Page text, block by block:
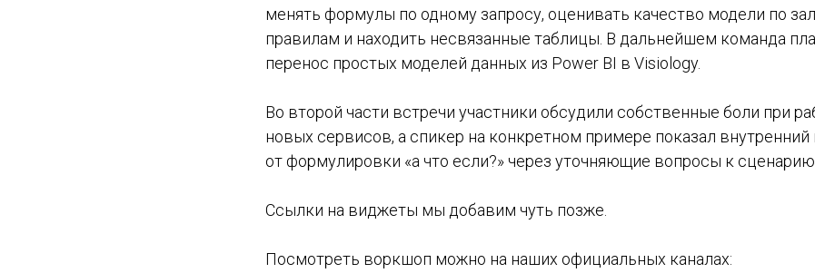
менять формулы по одному запросу, оценивать качество модели по
правилам и находить несвязанные таблицы. В дальнейшем команда
перенос простых моделей данных из Power BI в Visiology.
Во второй части встречи участники обсудили собственные боли при
новых сервисов, а спикер на конкретном примере показал внутренний
от формулировки «а что если?» через уточняющие вопросы к сценарию
Ссылки на виджеты мы добавим чуть позже.
Посмотреть воркшоп можно на наших официальных каналах: